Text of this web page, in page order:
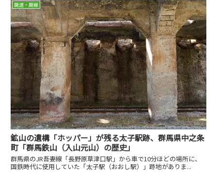
廃道・廃線
鉱山の遺構「ホッパー」が残る太子駅跡、群馬県中之条
町「群馬鉄山（入山元山）の歴史」
群馬県のJR吾妻線「長野原草津口駅」から車で10分ほどの場所に、
国鉄時代に使用していた「太子駅（おおし駅）」跡地がありま...